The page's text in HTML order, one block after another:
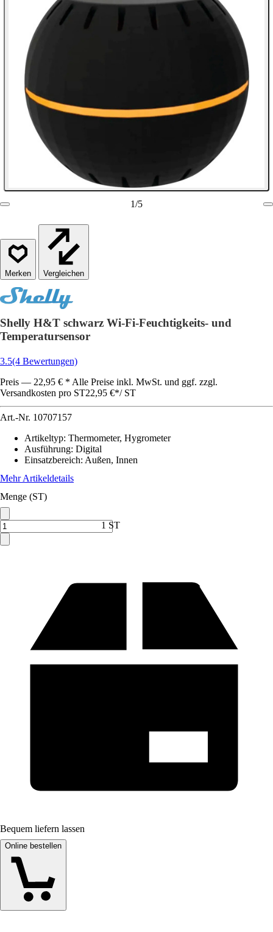
1/5
Vergleichen
Shelly H&T schwarz Wi-Fi-Feuchtigkeits- und
Temperatursensor
3.5(4 Bewertungen)
Preis — 22,95 € * Alle Preise inkl. MwSt. und ggf. zzgl.
Versandkosten pro ST22,95 €*/ ST
Art.-Nr. 10707157
Artikeltyp: Thermometer, Hygrometer
Ausführung: Digital
Einsatzbereich: Außen, Innen
Mehr Artikeldetails
Menge (ST)
1 ST
Bequem liefern lassen
Online bestellen